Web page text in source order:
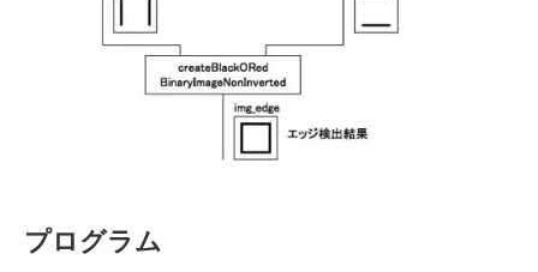
プログラム